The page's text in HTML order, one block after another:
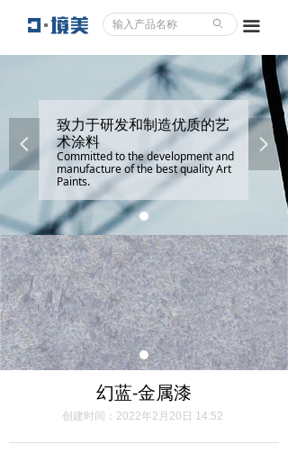
끀
致力于研发和制造优质的艺
术涂料
Committed to the development and
manufacture of the best quality Art
Paints.
넳 넲
ꄙ
幻蓝-金属漆
创建时间： 2022年2月20日 14:52